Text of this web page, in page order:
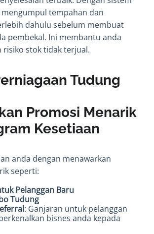
tempahan dan
dahulu sebelum membuat
pembekal. Ini membantu anda
risiko stok tidak terjual.
Tudung
Promosi Menarik
Kesetiaan
anda dengan menawarkan
seperti:
Pelanggan Baru
Tudung
: Ganjaran untuk pelanggan
bisnes anda kepada